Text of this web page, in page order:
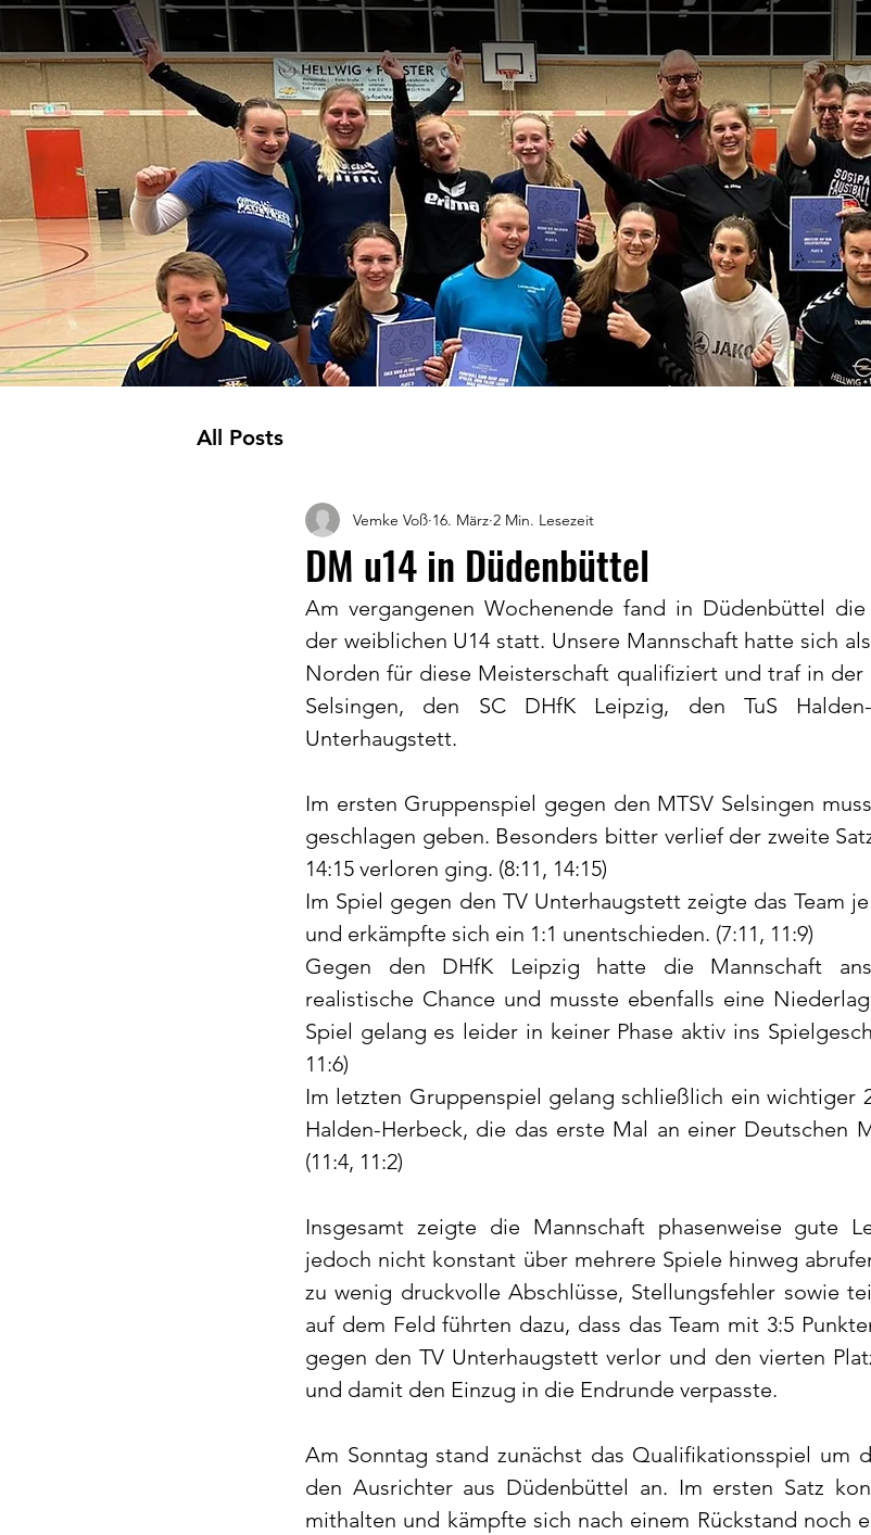
All Posts
DM u14 in Düdenbüttel
Vemke Voß 16. März 2 Min. Lesezeit
Am vergangenen Wochenende fand in Düdenbüttel
der weiblichen U14 statt. Unsere Mannschaft hatte sich
Norden für diese Meisterschaft qualifiziert und traf in der
Selsingen, den SC DHfK Leipzig, den TuS
Unterhaugstett.
Im ersten Gruppenspiel gegen den MTSV Selsingen
geschlagen geben. Besonders bitter verlief der zweite
14:15 verloren ging. (8:11, 14:15)
Im Spiel gegen den TV Unterhaugstett zeigte das Team
und erkämpfte sich ein 1:1 unentschieden. (7:11, 11:9)
Gegen den DHfK Leipzig hatte die Mannschaft
realistische Chance und musste ebenfalls eine
Spiel gelang es leider in keiner Phase aktiv ins
11:6)
Im letzten Gruppenspiel gelang schließlich ein wichtiger
Halden-Herbeck, die das erste Mal an einer Deutschen
(11:4, 11:2)
Insgesamt zeigte die Mannschaft phasenweise gute
jedoch nicht konstant über mehrere Spiele hinweg
zu wenig druckvolle Abschlüsse, Stellungsfehler sowie
auf dem Feld führten dazu, dass das Team mit 3:5
gegen den TV Unterhaugstett verlor und den vierten
und damit den Einzug in die Endrunde verpasste.
Am Sonntag stand zunächst das Qualifikationsspiel um
den Ausrichter aus Düdenbüttel an. Im ersten Satz
mithalten und kämpfte sich nach einem Rückstand noch